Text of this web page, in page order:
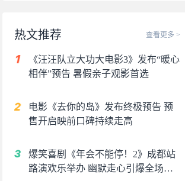
热文推荐 查看更多 >
《汪汪队立大功大电影3》发布“暖心
相伴”预告 暑假亲子观影首选
电影《去你的岛》发布终极预告 预
售开启映前口碑持续走高
爆笑喜剧《年会不能停！2》成都站
路演欢乐举办 幽默走心引爆全场共